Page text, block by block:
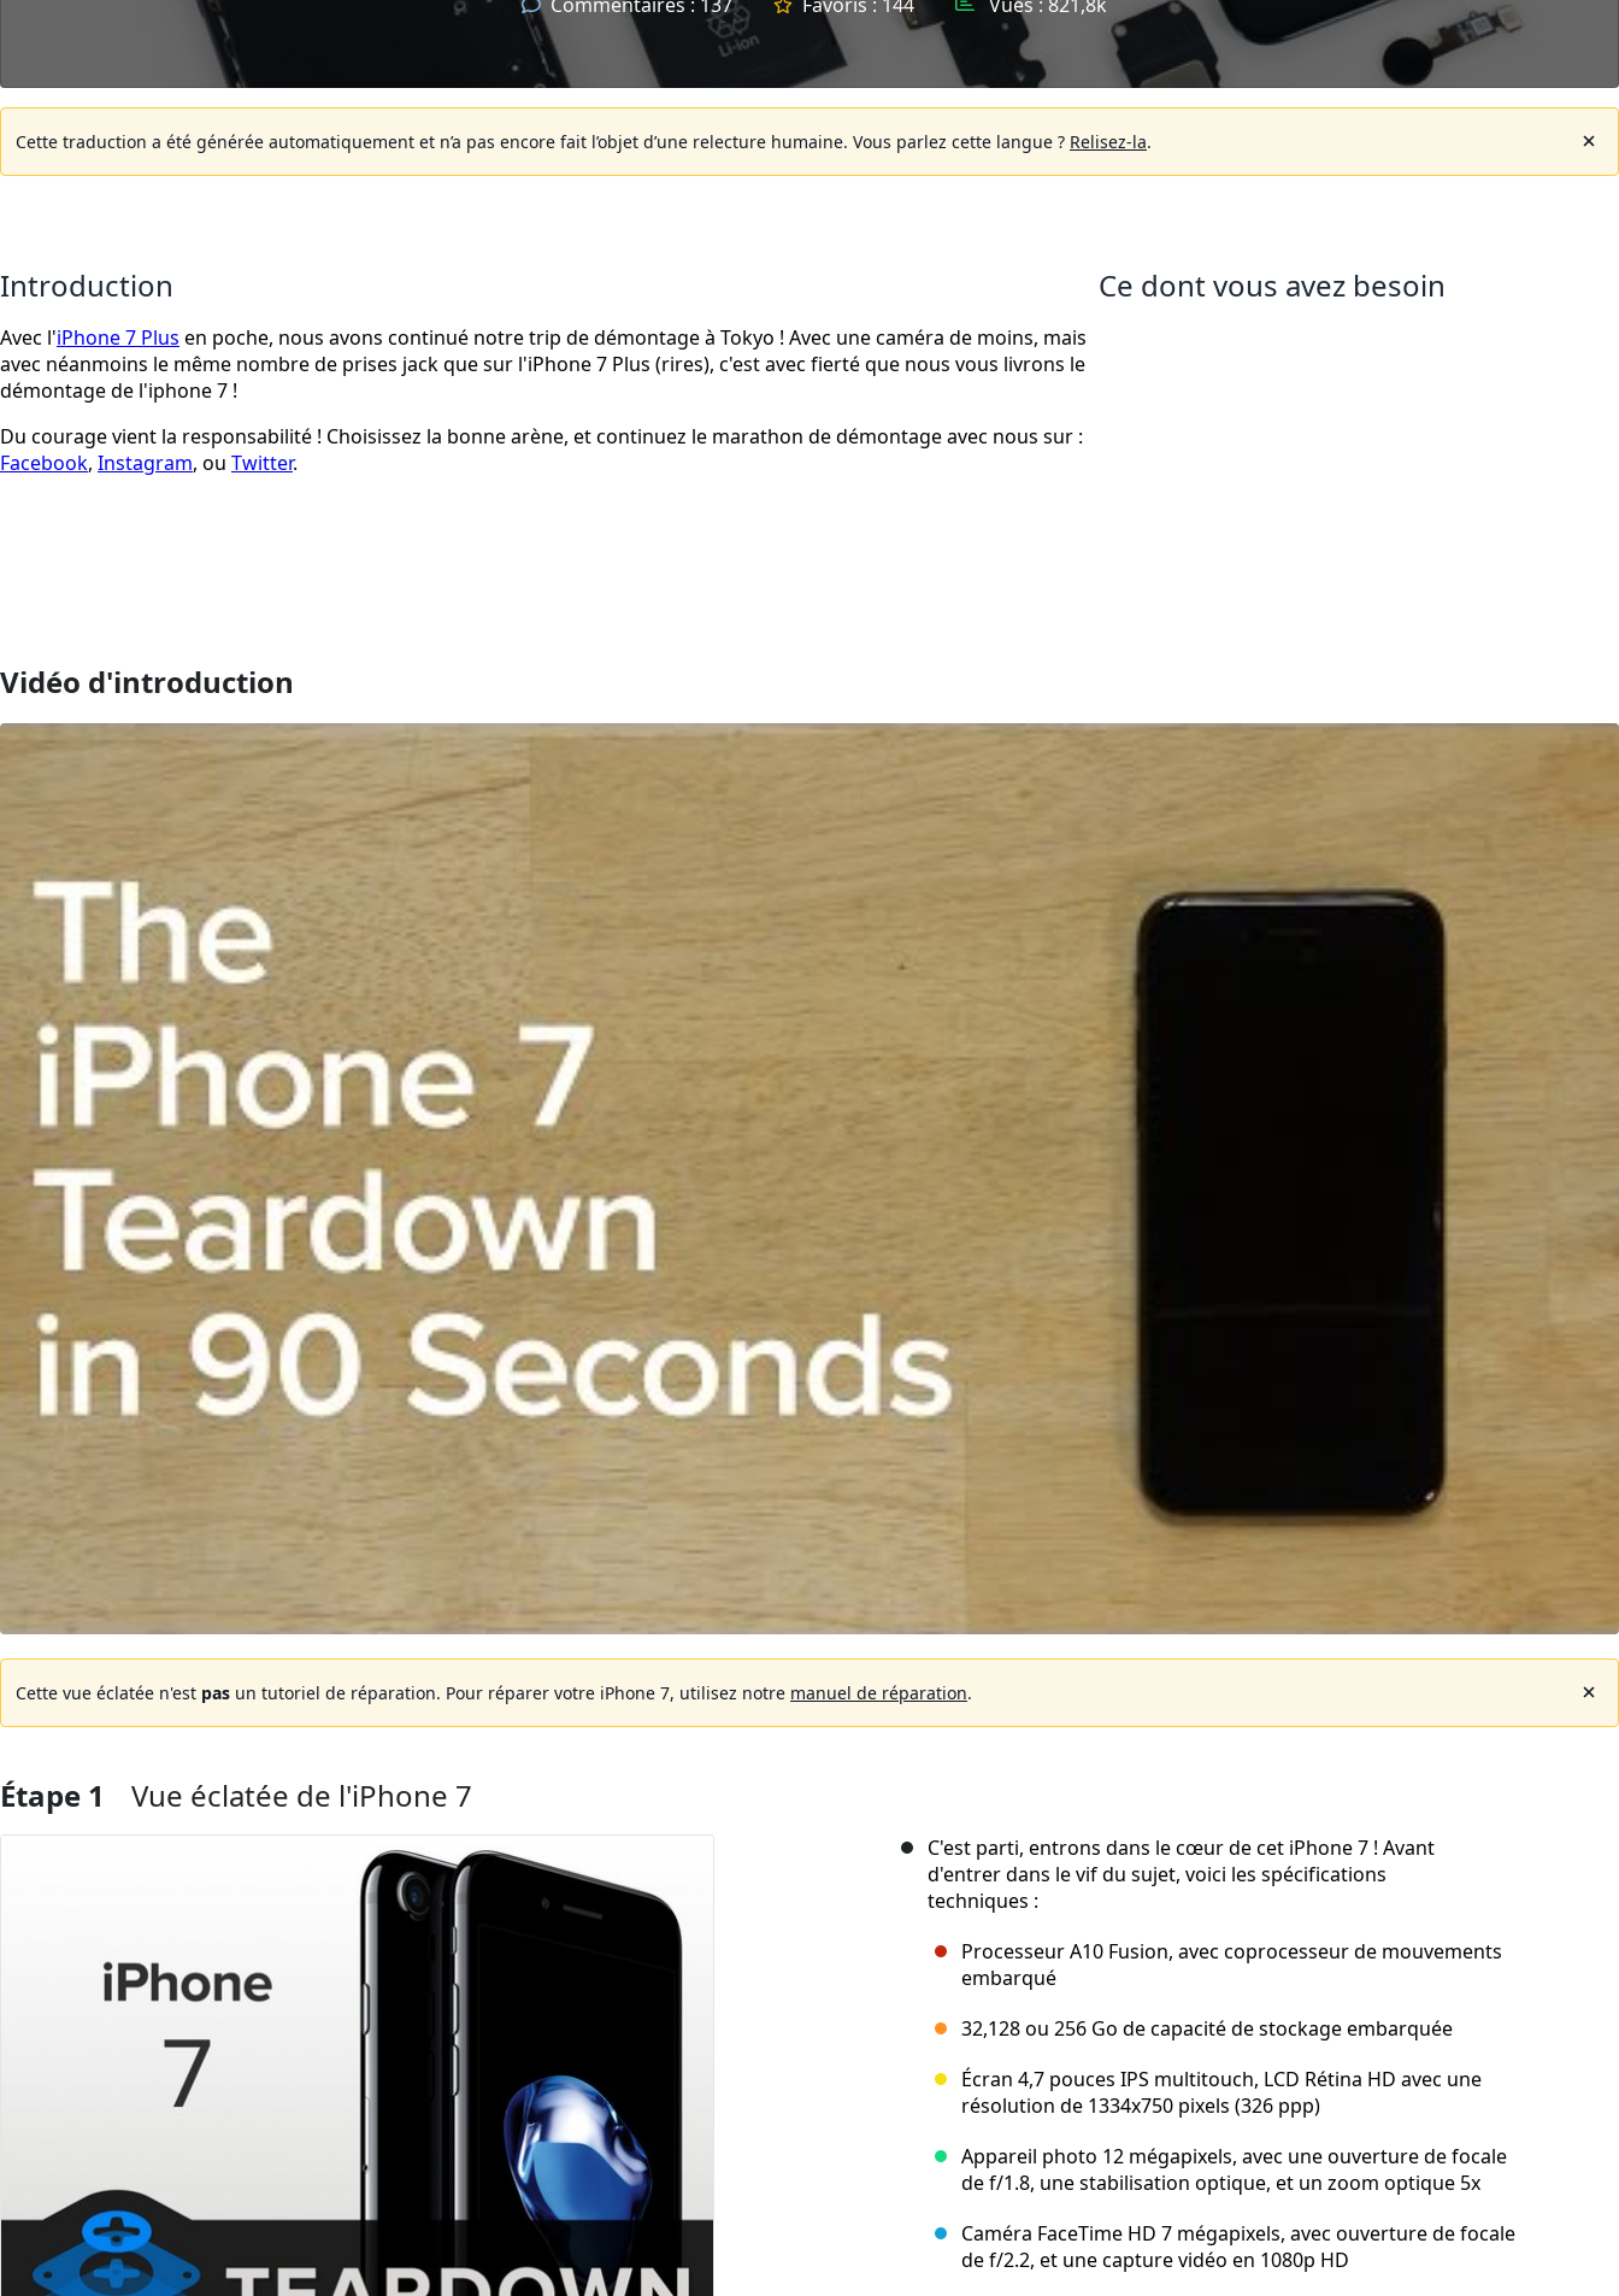
Cette traduction a été générée automatiquement et n’a pas encore fait l’objet d’une relecture humaine. Vous parlez cette langue ? Relisez-la.
Introduction
Avec l'iPhone 7 Plus en poche, nous avons continué notre trip de démontage à Tokyo ! Avec une caméra de moins, mais
avec néanmoins le même nombre de prises jack que sur l'iPhone 7 Plus (rires), c'est avec fierté que nous vous livrons le
démontage de l'iphone 7 !
Du courage vient la responsabilité ! Choisissez la bonne arène, et continuez le marathon de démontage avec nous sur :
Facebook, Instagram, ou Twitter.
Ce dont vous avez besoin
Vidéo d'introduction
Cette vue éclatée n'est pas un tutoriel de réparation. Pour réparer votre iPhone 7, utilisez notre manuel de réparation.
Étape 1 Vue éclatée de l'iPhone 7
C'est parti, entrons dans le cœur de cet iPhone 7 ! Avant
d'entrer dans le vif du sujet, voici les spécifications
techniques :
Processeur A10 Fusion, avec coprocesseur de mouvements
embarqué
32,128 ou 256 Go de capacité de stockage embarquée
Écran 4,7 pouces IPS multitouch, LCD Rétina HD avec une
résolution de 1334x750 pixels (326 ppp)
Appareil photo 12 mégapixels, avec une ouverture de focale
de f/1.8, une stabilisation optique, et un zoom optique 5x
Caméra FaceTime HD 7 mégapixels, avec ouverture de focale
de f/2.2, et une capture vidéo en 1080p HD